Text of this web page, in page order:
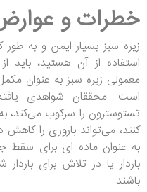
خطرات و
زیره سبز بسیار ایمن و به
استفاده از آن هستید، باید
است. محققان شواهدی
تستوسترون را سرکوب می‌کند،
کنند، می‌تواند باروری را
به عنوان ماده ای برای سقط
باردار یا در تلاش برای
باشند.